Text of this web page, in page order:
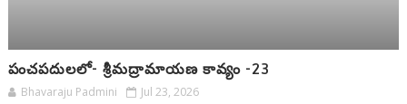
పంచపదులలో- శ్రీమద్రామాయణ కావ్యం -23
Bhavaraju Padmini Jul 23, 2026